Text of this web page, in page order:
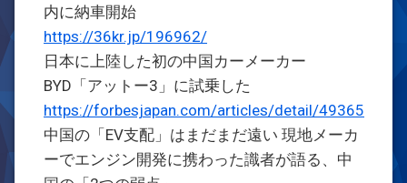
内に納車開始
https://36kr.jp/196962/
日本に上陸した初の中国カーメーカー
BYD「アットー3」に試乗した
https://forbesjapan.com/articles/detail/49365
中国の「EV支配」はまだまだ遠い 現地メーカ
ーでエンジン開発に携わった識者が語る、中